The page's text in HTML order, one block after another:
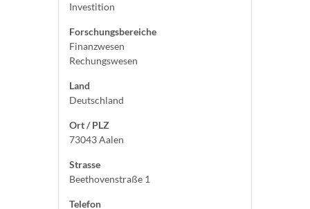
Investition
Forschungsbereiche
Finanzwesen
Rechungswesen
Land
Deutschland
Ort / PLZ
73043 Aalen
Strasse
Beethovenstraße 1
Telefon